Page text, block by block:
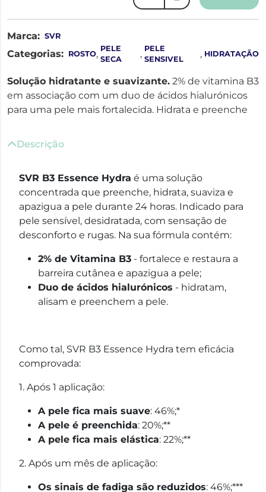
Marca: SVR
Categorias: ROSTO, PELE
SECA
, PELE
SENSIVEL
, HIDRATAÇÃO
Solução hidratante e suavizante. 2% de vitamina B3
em associação com um duo de ácidos hialurónicos
para uma pele mais fortalecida. Hidrata e preenche
Descrição
SVR B3 Essence Hydra é uma solução
concentrada que preenche, hidrata, suaviza e
apazigua a pele durante 24 horas. Indicado para
pele sensível, desidratada, com sensação de
desconforto e rugas. Na sua fórmula contém:
2% de Vitamina B3 - fortalece e restaura a
barreira cutânea e apazigua a pele;
Duo de ácidos hialurónicos - hidratam,
alisam e preenchem a pele.
Como tal, SVR B3 Essence Hydra tem eficácia
comprovada:
1. Após 1 aplicação:
A pele fica mais suave: 46%;*
A pele é preenchida: 20%;**
A pele fica mais elástica: 22%;**
2. Após um mês de aplicação:
Os sinais de fadiga são reduzidos: 46%;***